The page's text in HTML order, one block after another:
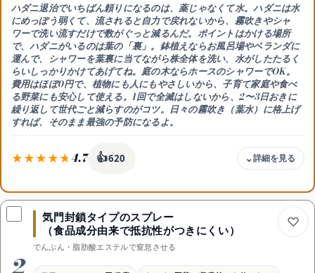
ハダニ退治でいちばん頼りになるのは、薬じゃなくて水。ハダニは水
にめっぽう弱くて、流されると自力で戻れないから、霧吹きやシャ
ワーで洗い流すだけで数がぐっと減るんだ。ポイントはかける場所
で、ハダニがいるのは葉の「裏」 。鉢植えならお風呂場やベランダに
運んで、シャワーを葉裏に当てながら株全体を洗い、水がしたたるく
らいしっかりかけてあげてね。庭の木ならホースのシャワーでOK。
費用はほぼ0円で、植物にも人にもやさしいから、子育て家庭や食べ
る野菜にも安心して使える。1回で全滅はしないから、2〜3日おきに
繰り返して世代ごと減らすのがコツ。日々の霧吹き（葉水）に格上げ
すれば、そのまま最強の予防になるよ。
4.7 👍620
費用感
ほぼ0円（水道代のみ）
強み
薬剤なしで駆除と予防を兼ねる
葉の表だけ濡らしても効果薄
気門封鎖タイプのスプレー
（食品成分由来で抵抗性がつきにくい）
でんぷん・脂肪酸エステルで窒息させる